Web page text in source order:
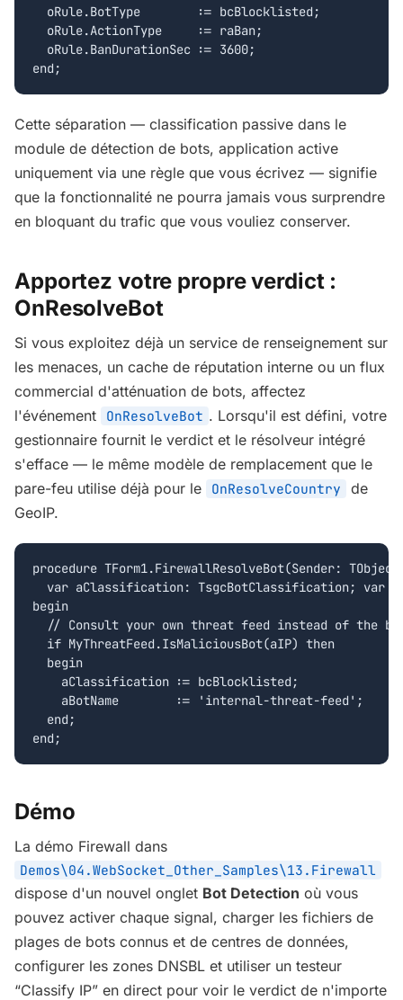
  oRule.BotType        := bcBlocklisted;
  oRule.ActionType     := raBan;
  oRule.BanDurationSec := 3600;
end;
Cette séparation — classification passive dans le
module de détection de bots, application active
uniquement via une règle que vous écrivez — signifie
que la fonctionnalité ne pourra jamais vous surprendre
en bloquant du trafic que vous vouliez conserver.
Apportez votre propre verdict :
OnResolveBot
Si vous exploitez déjà un service de renseignement sur
les menaces, un cache de réputation interne ou un flux
commercial d'atténuation de bots, affectez
l'événement
OnResolveBot . Lorsqu'il est défini, votre
gestionnaire fournit le verdict et le résolveur intégré
s'efface — le même modèle de remplacement que le
pare-feu utilise déjà pour le
OnResolveCountry
de
GeoIP.
procedure TForm1.FirewallResolveBot(Sender:
var aClassification: TsgcBotClassification; var
begin
// Consult your own threat feed instead of the
  if MyThreatFeed.IsMaliciousBot(aIP) then
  begin
    aClassification := bcBlocklisted;
    aBotName        := 'internal-threat-feed';
  end;
end;
Démo
La démo Firewall dans
Demos\04.WebSocket_Other_Samples\13.Firewall
dispose d'un nouvel onglet Bot Detection où vous
pouvez activer chaque signal, charger les fichiers de
plages de bots connus et de centres de données,
configurer les zones DNSBL et utiliser un testeur
“Classify IP” en direct pour voir le verdict de n'importe